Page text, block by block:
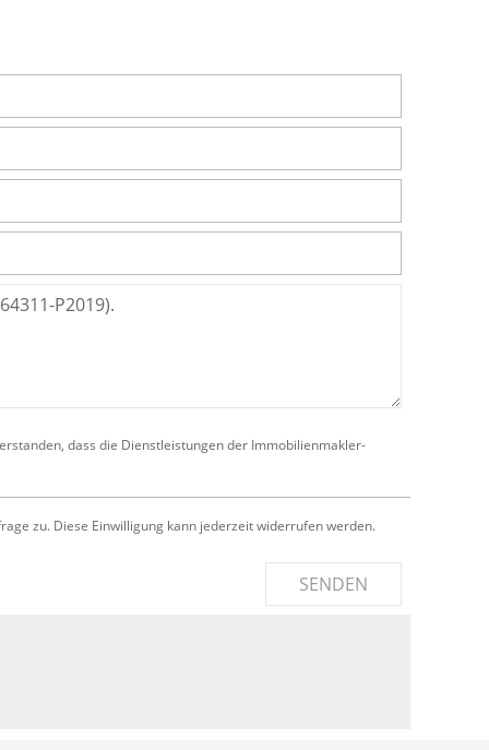
dass die Dienstleistungen der Immobilienmakler-
zu. Diese Einwilligung kann jederzeit widerrufen werden.
SENDEN